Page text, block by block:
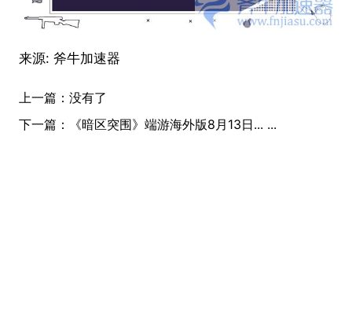
来源: 斧牛加速器
上一篇：没有了
下一篇：
《暗区突围》端游海外版8月13日... ...